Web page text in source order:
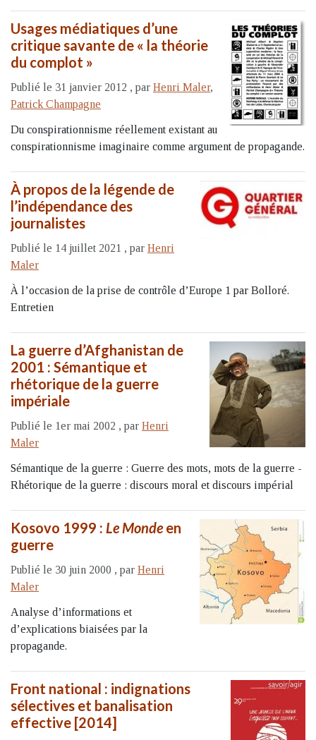
Usages médiatiques d’une
critique savante de « la théorie
du complot »
Publié le 31 janvier 2012 , par Henri Maler,
Patrick Champagne
Du conspirationnisme réellement existant au
conspirationnisme imaginaire comme argument de propagande.
À propos de la légende de
l’indépendance des
journalistes
Publié le 14 juillet 2021 , par Henri
Maler
À l’occasion de la prise de contrôle d’Europe 1 par Bolloré.
Entretien
La guerre d’Afghanistan de
2001 : Sémantique et
rhétorique de la guerre
impériale
Publié le 1er mai 2002 , par Henri
Maler
Sémantique de la guerre : Guerre des mots, mots de la guerre -
Rhétorique de la guerre : discours moral et discours impérial
Kosovo 1999 : Le Mondeen
guerre
Publié le 30 juin 2000 , par Henri
Maler
Analyse d’informations et
d’explications biaisées par la
propagande.
Front national : indignations
sélectives et banalisation
effective [2014]